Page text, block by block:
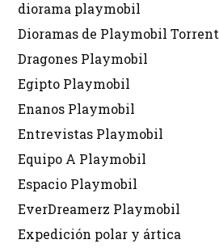
diorama playmobil
Dioramas de Playmobil Torrent
Dragones Playmobil
Egipto Playmobil
Enanos Playmobil
Entrevistas Playmobil
Equipo A Playmobil
Espacio Playmobil
EverDreamerz Playmobil
Expedición polar y ártica